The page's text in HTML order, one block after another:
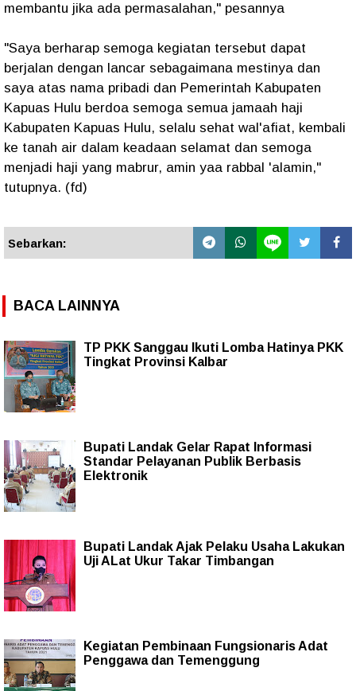
membantu jika ada permasalahan," pesannya
"Saya berharap semoga kegiatan tersebut dapat
berjalan dengan lancar sebagaimana mestinya dan
saya atas nama pribadi dan Pemerintah Kabupaten
Kapuas Hulu berdoa semoga semua jamaah haji
Kabupaten Kapuas Hulu, selalu sehat wal'afiat, kembali
ke tanah air dalam keadaan selamat dan semoga
menjadi haji yang mabrur, amin yaa rabbal 'alamin,"
tutupnya. (fd)
Sebarkan:
BACA LAINNYA
TP PKK Sanggau Ikuti Lomba Hatinya PKK
Tingkat Provinsi Kalbar
Bupati Landak Gelar Rapat Informasi
Standar Pelayanan Publik Berbasis
Elektronik
Bupati Landak Ajak Pelaku Usaha Lakukan
Uji ALat Ukur Takar Timbangan
Kegiatan Pembinaan Fungsionaris Adat
Penggawa dan Temenggung